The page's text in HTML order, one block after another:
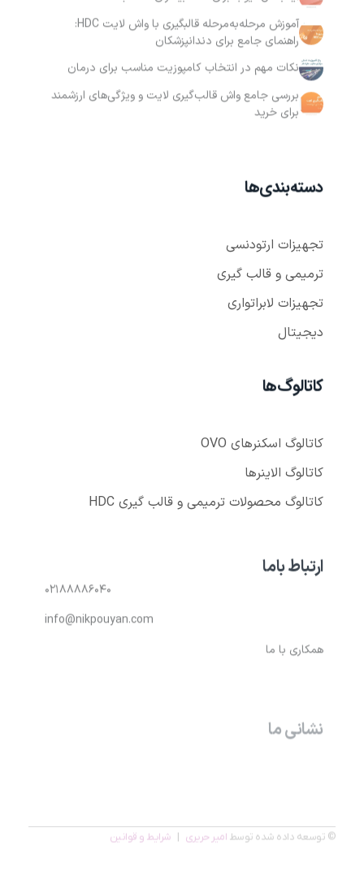
آموزش مرحله‌به‌مرحله قالبگیری با واش لایت HDC:
راهنمای جامع برای دندانپزشکان
نکات مهم در انتخاب کامپوزیت مناسب برای درمان
بررسی جامع واش قالب‌گیری لایت و ویژگی‌های ارزشمند
برای خرید
دسته‌بندی‌ها
تجهیزات ارتودنسی
ترمیمی و قالب گیری
تجهیزات لابراتواری
دیجیتال
کاتالوگ‌ها
کاتالوگ اسکنر‌های OVO
کاتالوگ الاینر‌ها
کاتالوگ محصولات ترمیمی و قالب گیری HDC
ارتباط باما
۰۲۱۸۸۸۸۶۰۴۰
info@nikpouyan.com
همکاری با ما
نشانی ما